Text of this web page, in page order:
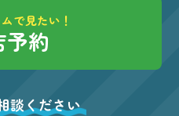
で見たい！
予約
談ください